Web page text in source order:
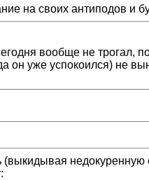
на своих антиподов и
вообще не трогал,
он уже успокоился) не
недокуренную